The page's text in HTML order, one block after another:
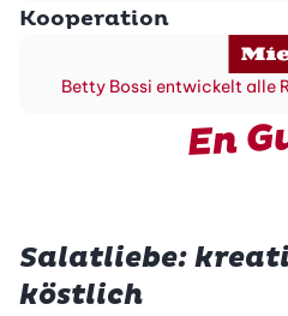
Kooperation
Betty Bossi entwickelt alle
En
Salatliebe:
köstlich